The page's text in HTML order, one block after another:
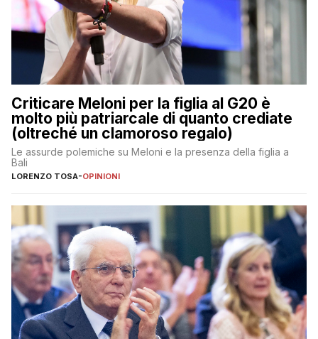
Criticare Meloni per la figlia al G20 è
molto più patriarcale di quanto crediate
(oltreché un clamoroso regalo)
Le assurde polemiche su Meloni e la presenza della figlia a
Bali
LORENZO TOSA-OPINIONI